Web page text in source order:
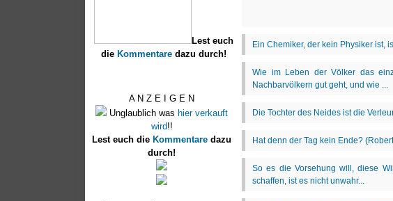
Lest euch
die Kommentaredazu durch!
A N Z E I G E N
Unglaublich was hier verkauft
wird!!
Lest euch die Kommentare dazu
durch!